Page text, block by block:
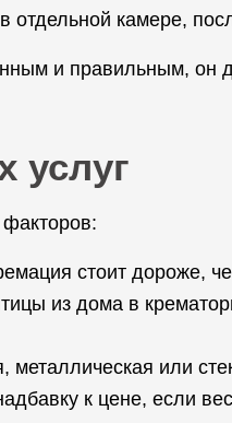
камере,
и правильным, он
услуг
стоит дороже,
из дома в
металлическая или
к цене, если